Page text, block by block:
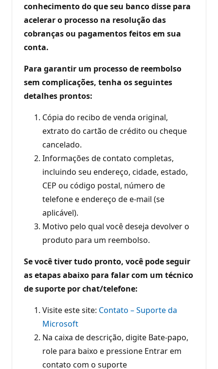
conhecimento do que seu banco disse para
acelerar o processo na resolução das
cobranças ou pagamentos feitos em sua
conta.
Para garantir um processo de reembolso
sem complicações, tenha os seguintes
detalhes prontos:
Cópia do recibo de venda original,
extrato do cartão de crédito ou cheque
cancelado.
Informações de contato completas,
incluindo seu endereço, cidade, estado,
CEP ou código postal, número de
telefone e endereço de e-mail (se
aplicável).
Motivo pelo qual você deseja devolver o
produto para um reembolso.
Se você tiver tudo pronto, você pode seguir
as etapas abaixo para falar com um técnico
de suporte por chat/telefone:
Visite este site: Contato – Suporte da
Microsoft
Na caixa de descrição, digite Bate-papo,
role para baixo e pressione Entrar em
contato com o suporte